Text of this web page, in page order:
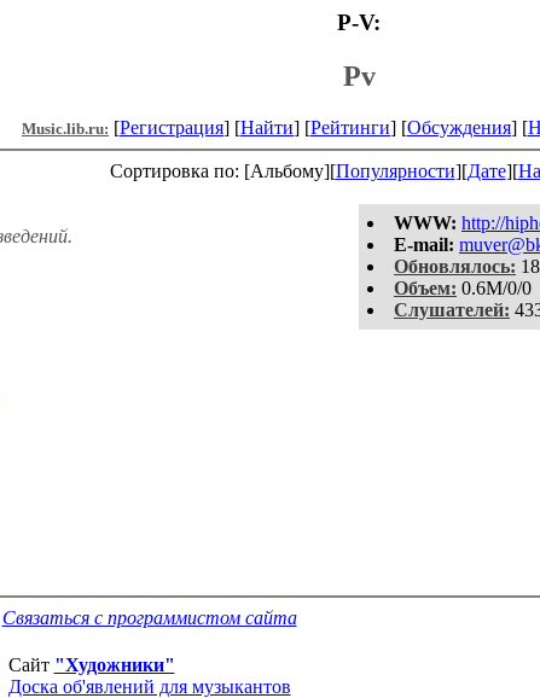
P-V:
Pv
Music.lib.ru: [Регистрация] [Найти] [Рейтинги] [Обсуждения] [
Сортировка по: [Альбому][Популярности][Дате][
WWW: http://
E-mail:
Обновлялось:
Объем: 0.6M/0/0
Слушателей:
Связаться с программистом сайта
Сайт "Художники"
Доска об'явлений для музыкантов